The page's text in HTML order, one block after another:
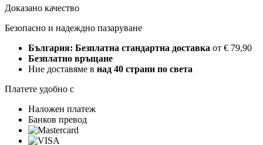
Доказано качество
Безопасно и надеждно пазаруване
България: Безплатна стандартна доставка от € 79,90
Безплатно връщане
Ние доставяме в над 40 страни по света
Платете удобно с
Наложен платеж
Банков превод